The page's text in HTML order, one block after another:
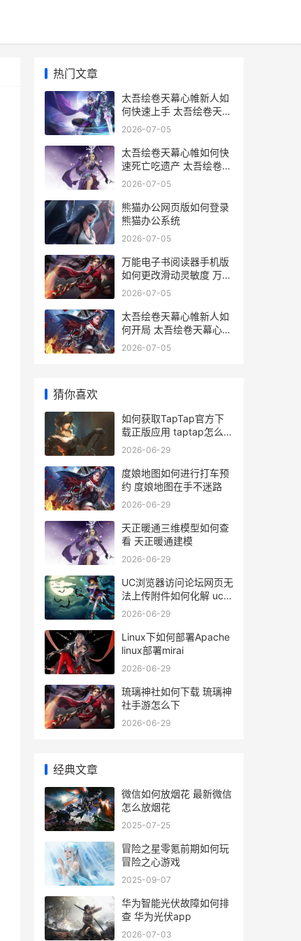
热门文章
太吾绘卷天幕心帷新人如
何快速上手 太吾绘卷天幕
心帷功法搭配
2026-07-05
太吾绘卷天幕心帷如何快
速死亡吃遗产 太吾绘卷天
幕心帷手机版
2026-07-05
熊猫办公网页版如何登录
熊猫办公系统
2026-07-05
万能电子书阅读器手机版
如何更改滑动灵敏度 万能
电子书阅读器最新版
2026-07-05
太吾绘卷天幕心帷新人如
何开局 太吾绘卷天幕心帷
手机版
2026-07-05
猜你喜欢
如何获取TapTap官方下
载正版应用 taptap怎么领
取兑换码
2026-06-29
度娘地图如何进行打车预
约 度娘地图在手不迷路
2026-06-29
天正暖通三维模型如何查
看 天正暖通建模
2026-06-29
UC浏览器访问论坛网页无
法上传附件如何化解 uc浏
览器访问设置在哪
2026-06-29
Linux下如何部署Apache
linux部署mirai
2026-06-29
琉璃神社如何下载 琉璃神
社手游怎么下
2026-06-29
经典文章
微信如何放烟花 最新微信
怎么放烟花
2025-07-25
冒险之星零氪前期如何玩
冒险之心游戏
2025-09-07
华为智能光伏故障如何排
查 华为光伏app
2026-07-03